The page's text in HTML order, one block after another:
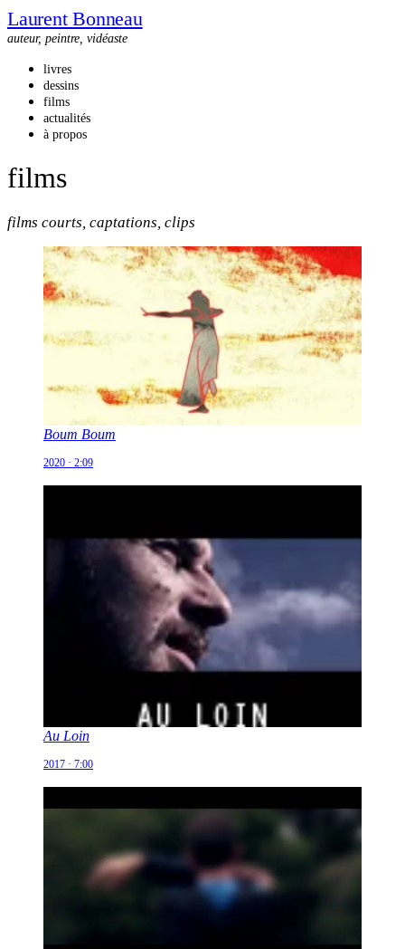
Laurent Bonneau
auteur, peintre, vidéaste
livres
dessins
films
actualités
à propos
films
films courts, captations, clips
Boum Boum
2020 · 2:09
Au Loin
2017 · 7:00